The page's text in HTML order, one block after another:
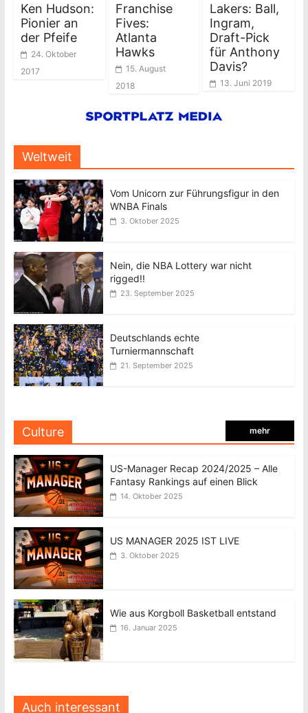
Ken Hudson:
Pionier an
der Pfeife
24. Oktober
2017
Franchise
Fives:
Atlanta
Hawks
15. August
2018
Lakers: Ball,
Ingram,
Draft-Pick
für Anthony
Davis?
13. Juni 2019
Weltweit
Vom Unicorn zur Führungsfigur in den
WNBA Finals
3. Oktober 2025
Nein, die NBA Lottery war nicht
rigged!!
23. September 2025
Deutschlands echte
Turniermannschaft
21. September 2025
Culture mehr
US-Manager Recap 2024/2025 – Alle
Fantasy Rankings auf einen Blick
14. Oktober 2025
US MANAGER 2025 IST LIVE
3. Oktober 2025
Wie aus Korgboll Basketball entstand
16. Januar 2025
Auch interessant